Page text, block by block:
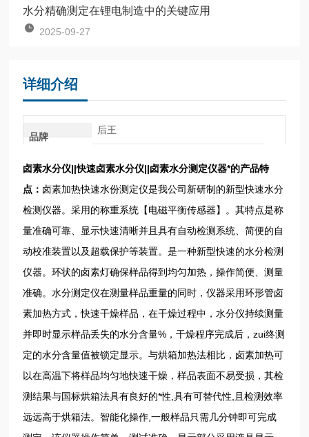
水分精确测定在锂电制造中的关键应用
2025-09-27
详细介绍
品牌
后王
卤素水分仪||快速卤素水分仪||卤素水分测定仪器*的产品特
点： 卤素加热快速水份测定仪是我公司新研制的新型快速水分
检测仪器。采用的称重系统【电磁平衡传感器】。其特点是称
量准确可靠、显示快速清晰并且具有自动检测系统、简便的自
动校准装置以及超载保护等装置。是一种新型快速的水分检测
仪器。环状的卤素灯确保样品得到均匀加热，操作简便、测量
准确。水分测定仪在测量样品重量的同时，仪器采用环形管卤
素加热方式，快速干燥样品，在干燥过程中，水分仪持续测量
并即时显示样品丢失的水分含量%，干燥程序完成后，zui终测
定的水分含量值被锁定显示。与烘箱加热法相比，卤素加热可
以在高温下将样品均匀地快速干燥，样品表面不易受损，其检
测结果与国标烘箱法具有良好的*性,具有可替代性,且检测效率
远远高于烘箱法。智能化操作,一般样品只需几分钟即可完成